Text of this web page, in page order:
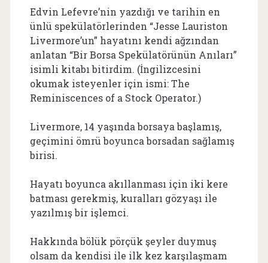
Edvin Lefevre’nin yazdığı ve tarihin en
ünlü spekülatörlerinden “Jesse Lauriston
Livermore’un” hayatını kendi ağzından
anlatan “Bir Borsa Spekülatörünün Anıları”
isimli kitabı bitirdim. (İngilizcesini
okumak isteyenler için ismi: The
Reminiscences of a Stock Operator.)
Livermore, 14 yaşında borsaya başlamış,
geçimini ömrü boyunca borsadan sağlamış
birisi.
Hayatı boyunca akıllanması için iki kere
batması gerekmiş, kuralları gözyaşı ile
yazılmış bir işlemci.
Hakkında bölük pörçük şeyler duymuş
olsam da kendisi ile ilk kez karşılaşmam